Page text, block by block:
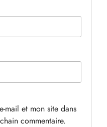
mail et mon site dans
commentaire.